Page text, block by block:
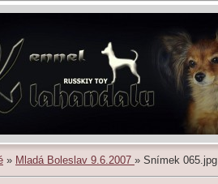
» Mladá Boleslav 9.6.2007 » Snímek 065.jpg